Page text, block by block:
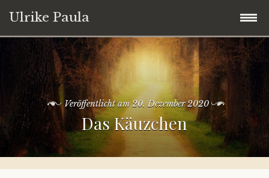
Ulrike Paula
Zum
Inhalt
springen
Ulrike Paula
Kontakt
Impressum
Veröffentlicht am20. Dezember 2020
Das Käuzchen